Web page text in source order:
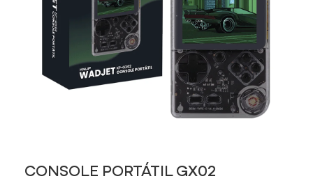
CONSOLE PORTÁTIL GX02